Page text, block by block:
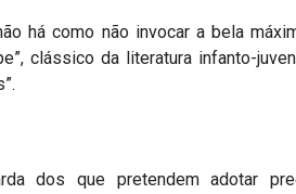
há como não invocar a bela
clássico da literatura infanto-
dos que pretendem adotar